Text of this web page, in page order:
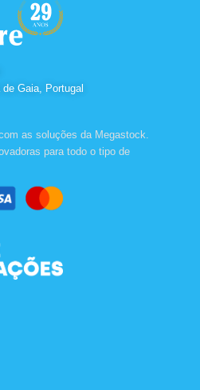
Gaia, Portugal
as soluções da Megastock.
para todo o tipo de